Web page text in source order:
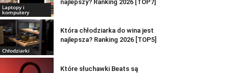
Laptopy i
komputery
najlepszy? Ranking 2026 [TOP7]
Chłodziarki
Która chłodziarka do wina jest
najlepsza? Ranking 2026 [TOP5]
Które słuchawki Beats są